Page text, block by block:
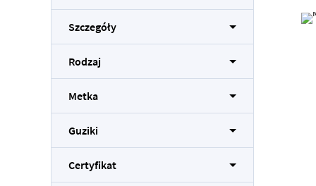
Szczegóły
Rodzaj
Metka
Guziki
Certyfikat